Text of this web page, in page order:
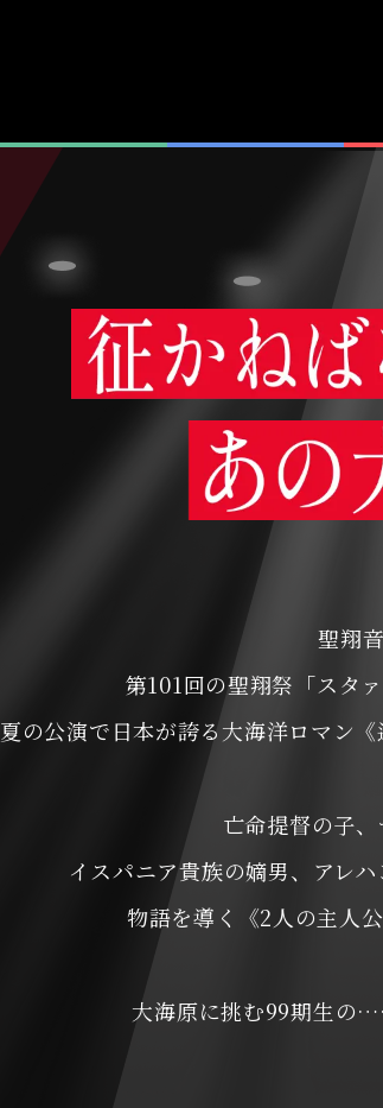
聖翔
第101回の聖翔祭「スタ
夏の公演で日本が誇る大海洋ロマン
亡命提督の子、
イスパニア貴族の嫡男、 アレ
物語を導く《2人の主人
大海原に挑む99期生の